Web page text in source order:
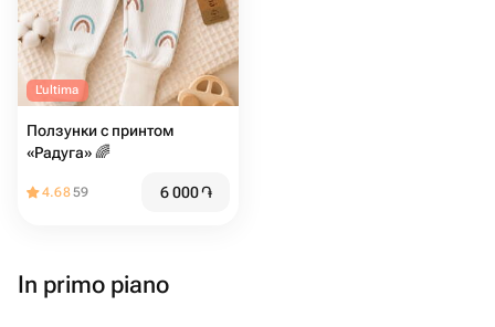
L'ultima
Ползунки с принтом
«Радуга» 🌈
4.6859 6 000֏
In primo piano